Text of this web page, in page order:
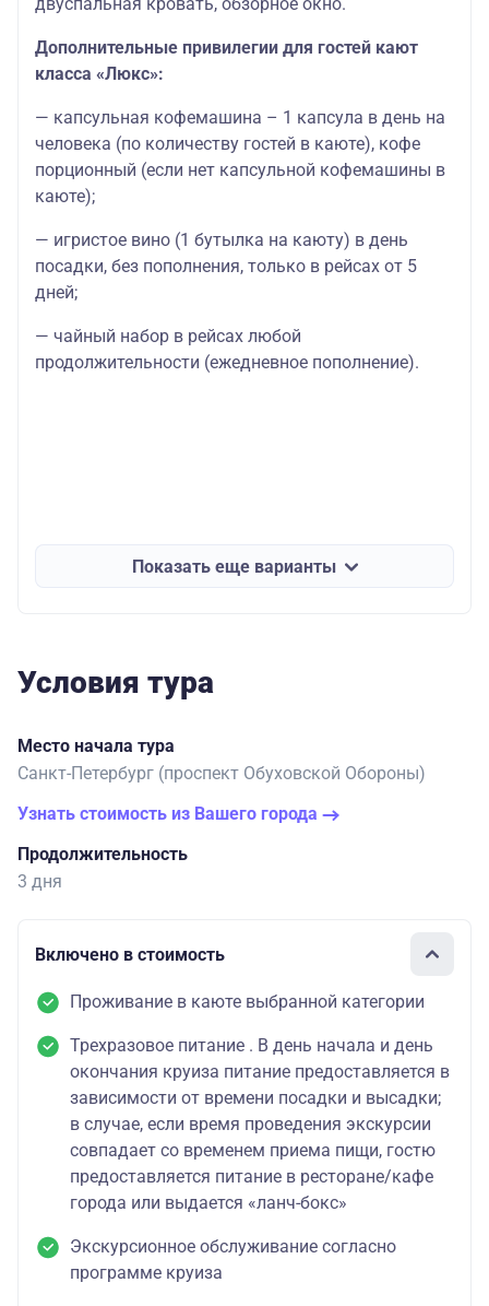
Дополнительные привилегии для гостей кают
класса «Люкс»:
— капсульная кофемашина – 1 капсула в день на
человека (по количеству гостей в каюте), кофе
порционный (если нет капсульной кофемашины в
каюте);
— игристое вино (1 бутылка на каюту) в день
посадки, без пополнения, только в рейсах от 5
дней;
— чайный набор в рейсах любой
продолжительности (ежедневное пополнение).
Показать еще варианты
Условия тура
Место начала тура
Санкт-Петербург (проспект Обуховской Обороны)
Узнать стоимость из Вашего города
Продолжительность
3 дня
Включено в стоимость
Проживание в каюте выбранной категории
Трехразовое питание . В день начала и день
окончания круиза питание предоставляется в
зависимости от времени посадки и высадки;
в случае, если время проведения экскурсии
совпадает со временем приема пищи, гостю
предоставляется питание в ресторане/кафе
города или выдается «ланч-бокс»
Экскурсионное обслуживание согласно
программе круиза